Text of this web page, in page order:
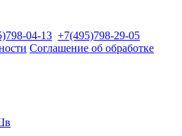
04-13 +7(495)798-29-05
Соглашение об обработке